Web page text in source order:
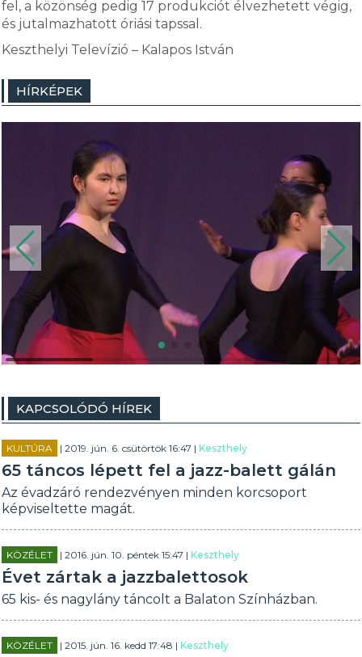
fel, a közönség pedig 17 produkciót élvezhetett végig,
és jutalmazhatott óriási tapssal.
Keszthelyi Televízió – Kalapos István
HÍRKÉPEK
KAPCSOLÓDÓ HÍREK
KULTÚRA | 2019. jún. 6. csütörtök 16:47 |Keszthely
65 táncos lépett fel a jazz-balett gálán
Az évadzáró rendezvényen minden korcsoport
képviseltette magát.
KÖZÉLET | 2016. jún. 10. péntek 15:47 |Keszthely
Évet zártak a jazzbalettosok
65 kis- és nagylány táncolt a Balaton Színházban.
KÖZÉLET | 2015. jún. 16. kedd 17:48 |Keszthely